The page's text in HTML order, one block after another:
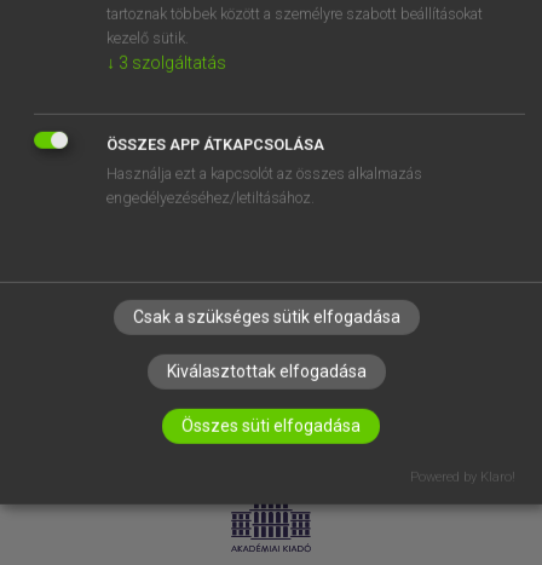
VÁLLALATI MEGOLDÁSOK
RÓLUNK
ELÉRHETŐSÉG
SÜTI BEÁLLÍTÁSOK
LICENCSZERZŐDÉS ADATVÉDELEM
tartoznak többek között a személyre szabott beállításokat
kezelő sütik.
↓ 3 szolgáltatás
ÖSSZES APP ÁTKAPCSOLÁSA
Használja ezt a kapcsolót az összes alkalmazás
engedélyezéséhez/letiltásához.
Csak a szükséges sütik elfogadása
Kiválasztottak elfogadása
Összes süti elfogadása
Powered by Klaro!